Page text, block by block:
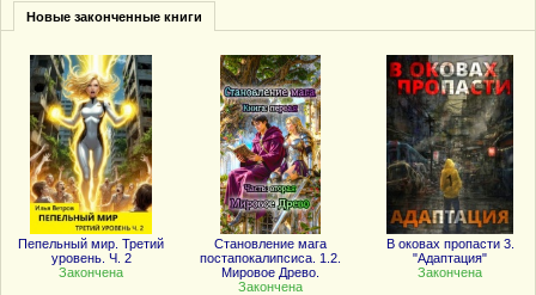
Новые законченные книги
Пепельный мир. Третий
уровень. Ч. 2
Закончена
Становление мага
постапокалипсиса. 1.2.
Мировое Древо.
Закончена
В оковах пропасти 3.
"Адаптация"
Закончена